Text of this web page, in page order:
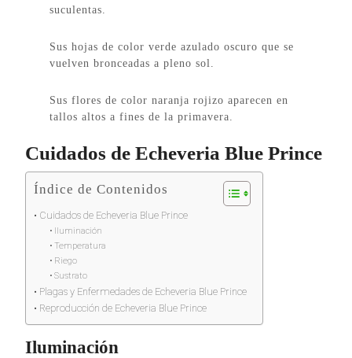
suculentas.
Sus hojas de color verde azulado oscuro que se
vuelven bronceadas a pleno sol.
Sus flores de color naranja rojizo aparecen en
tallos altos a fines de la primavera.
Cuidados de Echeveria Blue Prince
Índice de Contenidos
Cuidados de Echeveria Blue Prince
Iluminación
Temperatura
Riego
Sustrato
Plagas y Enfermedades de Echeveria Blue Prince
Reproducción de Echeveria Blue Prince
Iluminación